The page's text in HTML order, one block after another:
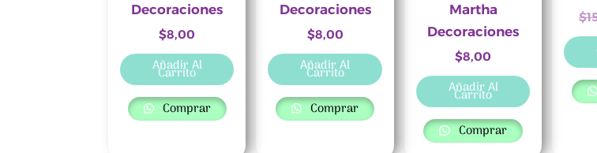
Decoraciones
$8,00
Añadir Al
Carrito
Comprar
Decoraciones
$8,00
Añadir Al
Carrito
Comprar
Martha
Decoraciones
$8,00
Añadir Al
Carrito
Comprar
$